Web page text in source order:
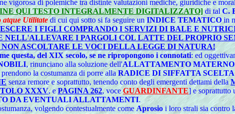
vigorosa di polemiche tra distinte valutazioni mediche, giuridiche e
QUI TESTO INTEGRALMENTE DIGITALIZZATO]di tal C.
atque Utilitatedi cui qui sotto si fa seguire unINDICE TEMATICOin
I FIGLI COMPRANDO I SERVIZI DI BALE E
I PARGOLI COL LATTE DEL PROPRIO
ASCOLTARE LE VOCI DELLA LEGGE DI NATURA!
questa, del XIX secolo, se ne ripropongono i connotati: ed
, rinunciano alla soluzione dell'ALLATTAMENTO MATERNO
prendono la costumanza di porre allaRADICE DI SIFFATTA SCELTA
senza remore e soprattutto, tenendo conto degli emergenti dettami della
XXXV, ePAGINA 262, voceGUARDINFANTE] e soprattutto
DA EVENTUALI ALLATTAMENTI.
volgendo contestualmente come Aprosioi loro strali sia contro